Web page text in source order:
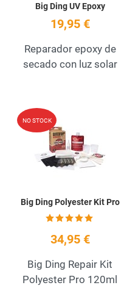
Big Ding UV Epoxy
19,95 €
Reparador epoxy de
secado con luz solar
Add to Wishlist
NO STOCK
Big Ding Polyester Kit Pro
34,95 €
Big Ding Repair Kit
Polyester Pro 120ml